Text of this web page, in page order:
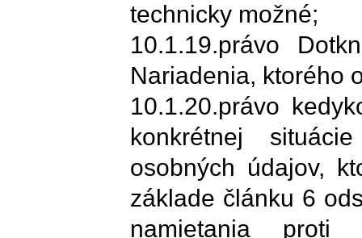
technicky možné;
10.1.19.právo
Nariadenia, ktorého
10.1.20.právo
konkrétnej
osobných údajov,
základe článku 6
namietania proti